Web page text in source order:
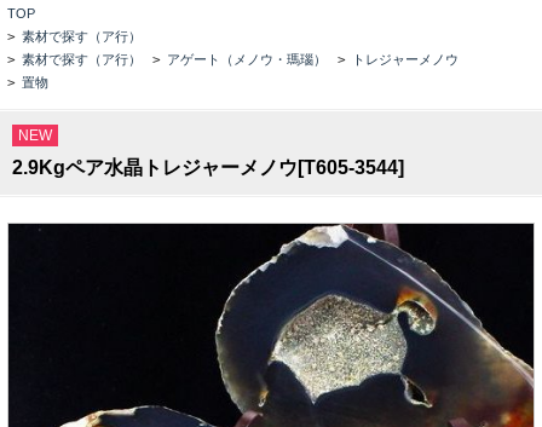
TOP
> 素材で探す（ア行）
> 素材で探す（ア行） > アゲート（メノウ・瑪瑙） > トレジャーメノウ
> 置物
NEW
2.9Kgペア水晶トレジャーメノウ[T605-3544]